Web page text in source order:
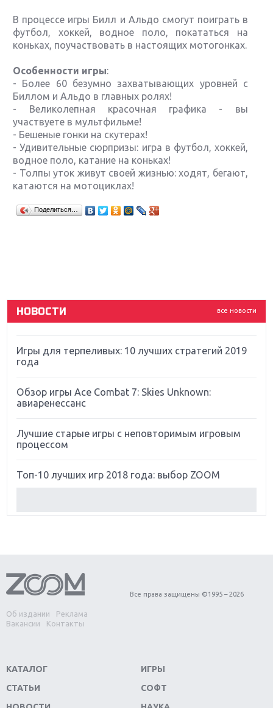
В процессе игры Билл и Альдо смогут поиграть в
футбол, хоккей, водное поло, покататься на
коньках, поучаствовать в настоящих мотогонках.
Особенности игры:
- Более 60 безумно захватывающих уровней с
Биллом и Альдо в главных ролях!
- Великолепная красочная графика - вы
участвуете в мультфильме!
- Бешеные гонки на скутерах!
- Удивительные сюрпризы: игра в футбол, хоккей,
водное поло, катание на коньках!
- Толпы уток живут своей жизнью: ходят, бегают,
катаются на мотоциклах!
Поделиться…
все новости
НОВОСТИ
Крупнейшие релизы мая: Nintendo, Microsoft и
Sony
Far Cry 5: хвалить нельзя ругать
Игры для терпеливых: 10 лучших стратегий 2019
года
Обзор игры Ace Combat 7: Skies Unknown:
авиаренессанс
Лучшие старые игры с неповторимым игровым
процессом
Топ-10 лучших игр 2018 года: выбор ZOOM
Обзор игры Forza Horizon 4: вершина эволюции
Две важных новинки для консолей: Spider-Man и
Divinity Original Sin 2
Switch
Обзор игры The Crew 2: покорение Америки
Об издании
Реклама
Вакансии
Контакты
Все права защищены ©1995 – 2026
КАТАЛОГ
СТАТЬИ
ИГРЫ
СОФТ